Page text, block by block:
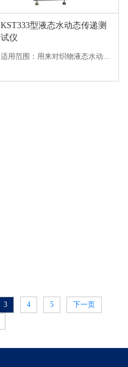
KST333型液态水动态传递测
试仪
适用范围：用来对织物液态水动态传递性能进行测试、评估和分级。鉴别织物组织结构所特有的抗水性、拒水性、吸水性为基础，包括织物的几何结构、内部结构以及织物纤维和纱线的芯吸特征等。符合标准：AATCC195-2011、SN16...
3 4 5
下一页